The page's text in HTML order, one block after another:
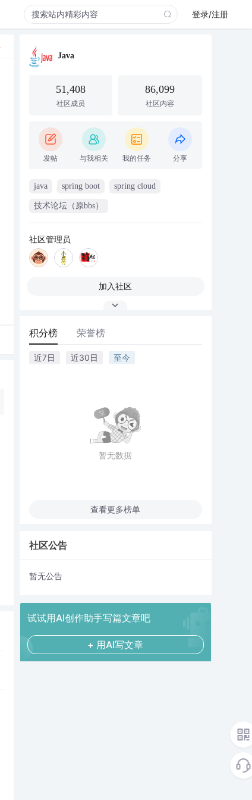
登录/注册
Java
51,408
社区成员
86,099
社区内容
发帖 与我相关 我的任务 分享
java spring boot spring cloud
技术论坛（原bbs）
社区管理员
加入社区
积分榜 荣誉榜
近7日 近30日 至今
暂无数据
查看更多榜单
社区公告
暂无公告
试试用AI创作助手写篇文章吧
+ 用AI写文章